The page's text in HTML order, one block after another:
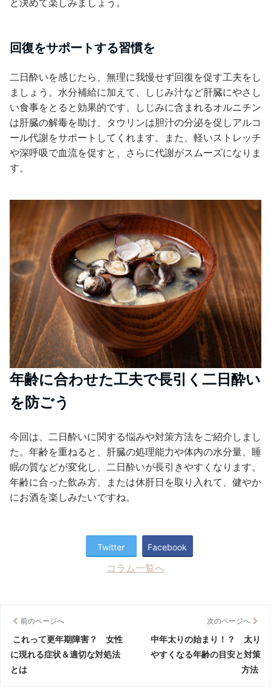
と決めて楽しみましょう。
回復をサポートする習慣を
二日酔いを感じたら、無理に我慢せず回復を促す工夫をし
ましょう。水分補給に加えて、しじみ汁など肝臓にやさし
い食事をとると効果的です。しじみに含まれるオルニチン
は肝臓の解毒を助け、タウリンは胆汁の分泌を促しアルコ
ール代謝をサポートしてくれます。また、軽いストレッチ
や深呼吸で血流を促すと、さらに代謝がスムーズになりま
す。
年齢に合わせた工夫で長引く二日酔い
を防ごう
今回は、二日酔いに関する悩みや対策方法をご紹介しまし
た。年齢を重ねると、肝臓の処理能力や体内の水分量、睡
眠の質などが変化し、二日酔いが長引きやすくなります。
年齢に合った飲み方、または休肝日を取り入れて、健やか
にお酒を楽しみたいですね。
Twitter Facebook
コラム一覧へ
前のページへ
これって更年期障害？ 女性
に現れる症状＆適切な対処法
とは
次のページへ
中年太りの始まり！？ 太り
やすくなる年齢の目安と対策
方法